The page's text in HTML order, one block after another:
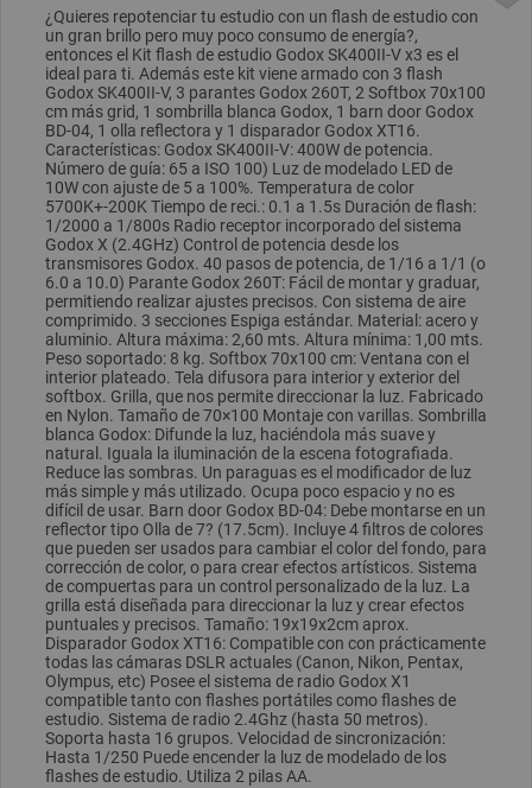
¿Quieres repotenciar tu estudio con un flash de estudio con
un gran brillo pero muy poco consumo de energía?,
entonces el Kit flash de estudio Godox SK400II-V x3 es el
ideal para ti. Además este kit viene armado con 3 flash
Godox SK400II-V, 3 parantes Godox 260T, 2 Softbox 70x100
cm más grid, 1 sombrilla blanca Godox, 1 barn door Godox
BD-04, 1 olla reflectora y 1 disparador Godox XT16.
Características: Godox SK400II-V: 400W de potencia.
Número de guía: 65 a ISO 100) Luz de modelado LED de
10W con ajuste de 5 a 100%. Temperatura de color
5700K+-200K Tiempo de reci.: 0.1 a 1.5s Duración de flash:
1/2000 a 1/800s Radio receptor incorporado del sistema
Godox X (2.4GHz) Control de potencia desde los
transmisores Godox. 40 pasos de potencia, de 1/16 a 1/1 (o
6.0 a 10.0) Parante Godox 260T: Fácil de montar y graduar,
permitiendo realizar ajustes precisos. Con sistema de aire
comprimido. 3 secciones Espiga estándar. Material: acero y
aluminio. Altura máxima: 2,60 mts. Altura mínima: 1,00 mts.
Peso soportado: 8 kg. Softbox 70x100 cm: Ventana con el
interior plateado. Tela difusora para interior y exterior del
softbox. Grilla, que nos permite direccionar la luz. Fabricado
en Nylon. Tamaño de 70×100 Montaje con varillas. Sombrilla
blanca Godox: Difunde la luz, haciéndola más suave y
natural. Iguala la iluminación de la escena fotografiada.
Reduce las sombras. Un paraguas es el modificador de luz
más simple y más utilizado. Ocupa poco espacio y no es
difícil de usar. Barn door Godox BD-04: Debe montarse en un
reflector tipo Olla de 7? (17.5cm). Incluye 4 filtros de colores
que pueden ser usados para cambiar el color del fondo, para
corrección de color, o para crear efectos artísticos. Sistema
de compuertas para un control personalizado de la luz. La
grilla está diseñada para direccionar la luz y crear efectos
puntuales y precisos. Tamaño: 19x19x2cm aprox.
Disparador Godox XT16: Compatible con con prácticamente
todas las cámaras DSLR actuales (Canon, Nikon, Pentax,
Olympus, etc) Posee el sistema de radio Godox X1
compatible tanto con flashes portátiles como flashes de
estudio. Sistema de radio 2.4Ghz (hasta 50 metros).
Soporta hasta 16 grupos. Velocidad de sincronización:
Hasta 1/250 Puede encender la luz de modelado de los
flashes de estudio. Utiliza 2 pilas AA.